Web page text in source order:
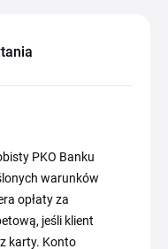
PKO Banku
warunków
opłaty za
jeśli klient
karty. Konto